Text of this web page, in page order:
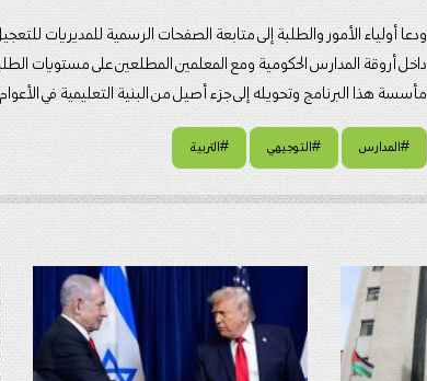
ودعا أولياء الأمور والطلبة إلى متابعة الصفحات الرسمية للمديريات
داخل أروقة المدارس الحكومية ومع المعلمين المطلعين على مستويات
مأسسة هذا البرنامج وتحويله إلى جزء أصيل من البنية التعليمية في
#المدارس #التوجيهي #التربية